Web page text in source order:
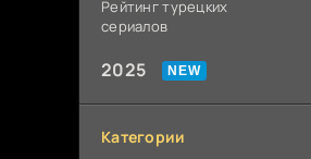
Рейтинг турецких
сериалов
2025
Категории